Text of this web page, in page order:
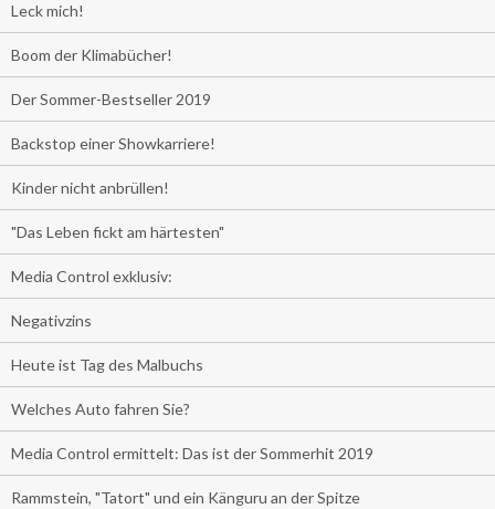
Leck mich!
Boom der Klimabücher!
Der Sommer-Bestseller 2019
Backstop einer Showkarriere!
Kinder nicht anbrüllen!
"Das Leben fickt am härtesten"
Media Control exklusiv:
Negativzins
Heute ist Tag des Malbuchs
Welches Auto fahren Sie?
Media Control ermittelt: Das ist der Sommerhit 2019
Rammstein, "Tatort" und ein Känguru an der Spitze